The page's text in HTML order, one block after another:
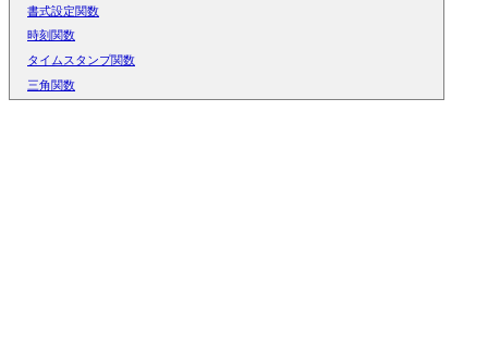
書式設定関数
時刻関数
タイムスタンプ関数
三角関数